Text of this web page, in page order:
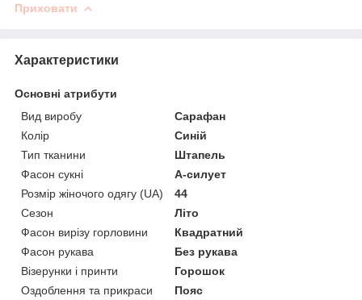
Приховати
Характеристики
Основні атрибути
Вид виробу
Сарафан
Колір
Синій
Тип тканини
Штапель
Фасон сукні
А-силует
Розмір жіночого одягу (UA)
44
Сезон
Літо
Фасон вирізу горловини
Квадратний
Фасон рукава
Без рукава
Візерунки і принти
Горошок
Оздоблення та прикраси
Пояс